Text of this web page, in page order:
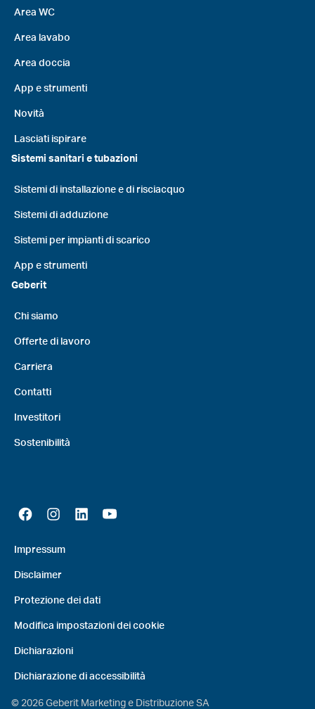
Area WC
Area lavabo
Area doccia
App e strumenti
Novità
Lasciati ispirare
Sistemi sanitari e tubazioni
Sistemi di installazione e di risciacquo
Sistemi di adduzione
Sistemi per impianti di scarico
App e strumenti
Geberit
Chi siamo
Offerte di lavoro
Carriera
Contatti
Investitori
Sostenibilità
Impressum
Disclaimer
Protezione dei dati
Modifica impostazioni dei cookie
Dichiarazioni
Dichiarazione di accessibilità
© 2026Geberit Marketing e Distribuzione SA